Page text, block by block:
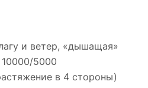
и ветер, «дышащая»
5000
в 4 стороны)